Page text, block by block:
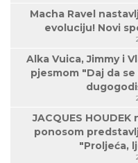
Macha Ravel
evoluciju! Novi
Alka Vuica, Jimmy i
pjesmom "Daj da
JACQUES
ponosom
"Proljeća,